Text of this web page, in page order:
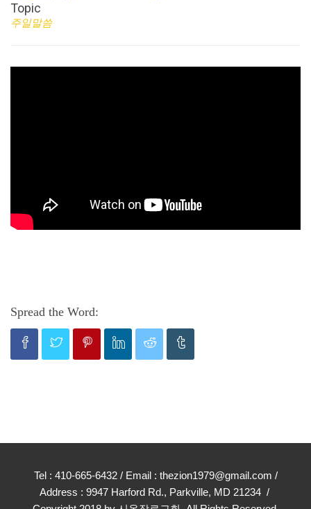
Topic
주일말씀
Spread the Word:
Tel : 410-665-6432 / Email : thezion1979@gmail.com /
Address : 9947 Harford Rd., Parkville, MD 21234 /